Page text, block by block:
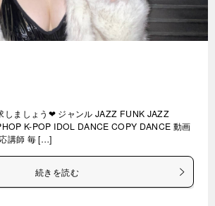
しましょう❤︎ ジャンル JAZZ FUNK JAZZ
K-POP IDOL DANCE COPY DANCE 動画
講師 毎 […]
続きを読む